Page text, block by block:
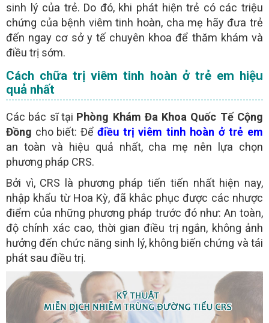
sinh lý của trẻ. Do đó, khi phát hiện trẻ có các triệu
chứng của bệnh viêm tinh hoàn, cha mẹ hãy đưa trẻ
đến ngay cơ sở y tế chuyên khoa để thăm khám và
điều trị sớm.
Cách chữa trị viêm tinh hoàn ở trẻ em hiệu
quả nhất
Các bác sĩ tại Phòng Khám Đa Khoa Quốc Tế Cộng
Đồng cho biết: Để điều trị viêm tinh hoàn ở trẻ em
an toàn và hiệu quả nhất, cha mẹ nên lựa chọn
phương pháp CRS.
Bởi vì, CRS là phương pháp tiến tiến nhất hiện nay,
nhập khẩu từ Hoa Kỳ, đã khắc phục được các nhược
điểm của những phương pháp trước đó như: An toàn,
độ chính xác cao, thời gian điều trị ngắn, không ảnh
hưởng đến chức năng sinh lý, không biến chứng và tái
phát sau điều trị.